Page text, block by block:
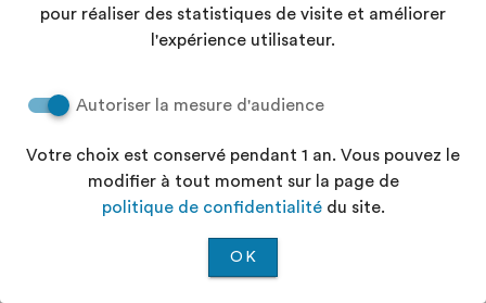
pour réaliser des statistiques de visite et améliorer
l'expérience utilisateur.
Autoriser la mesure d'audience
Votre choix est conservé pendant 1 an. Vous pouvez le
modifier à tout moment sur la page de
politique de confidentialitédu site.
OK